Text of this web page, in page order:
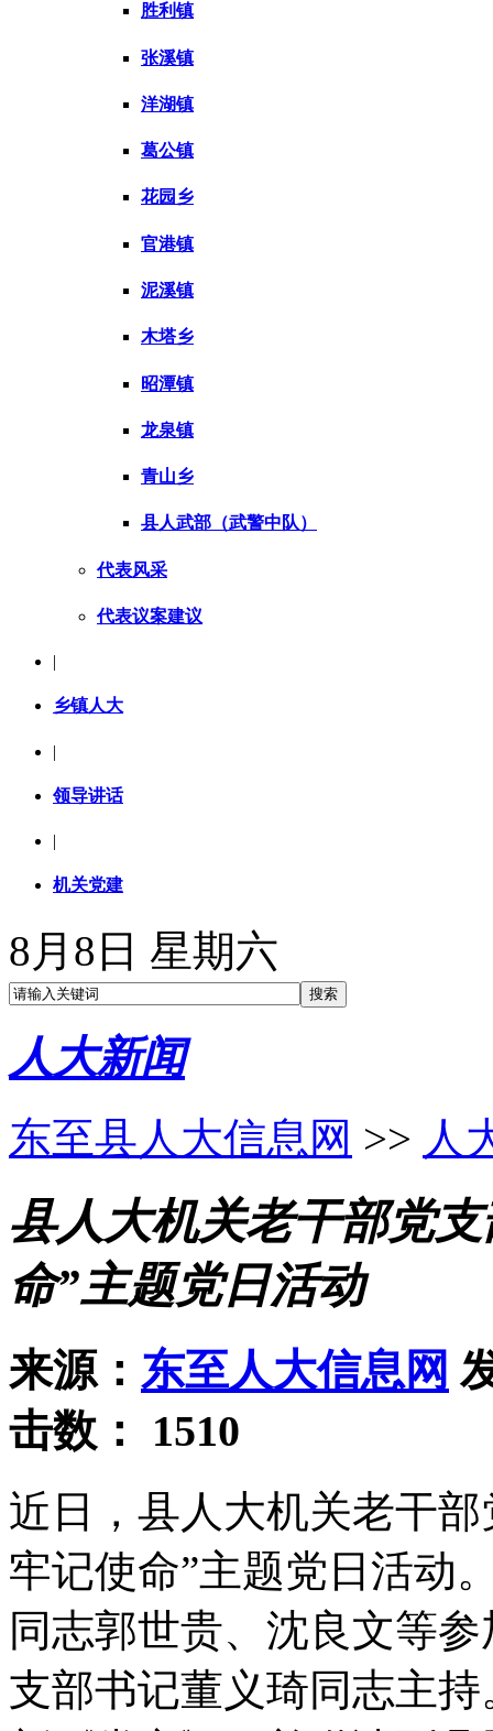
胜利镇
张溪镇
洋湖镇
葛公镇
花园乡
官港镇
泥溪镇
木塔乡
昭潭镇
龙泉镇
青山乡
县人武部（武警中队）
代表风采
代表议案建议
|
乡镇人大
|
领导讲话
|
机关党建
8月8日 星期六
人大新闻
东至县人大信息网 >> 人
县人大机关老干部党
命”主题党日活动
来源： 东至人大信息网
击数： 1510
近日，县人大机关老干
牢记使命”主题党日活动
同志郭世贵、沈良文等
支部书记董义琦同志主